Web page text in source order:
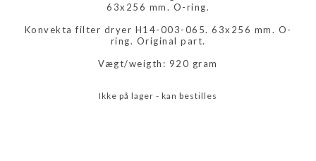
63x256 mm. O-ring.
Konvekta filter dryer H14-003-065. 63x256 mm. O-
ring. Original part.
Vægt/weigth: 920 gram
Ikke på lager - kan bestilles